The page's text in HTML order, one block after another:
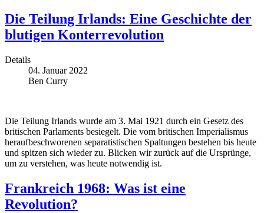
Die Teilung Irlands: Eine Geschichte der
blutigen Konterrevolution
Details
04. Januar 2022
Ben Curry
Die Teilung Irlands wurde am 3. Mai 1921 durch ein Gesetz des
britischen Parlaments besiegelt. Die vom britischen Imperialismus
heraufbeschworenen separatistischen Spaltungen bestehen bis heute
und spitzen sich wieder zu. Blicken wir zurück auf die Ursprünge,
um zu verstehen, was heute notwendig ist.
Frankreich 1968: Was ist eine
Revolution?